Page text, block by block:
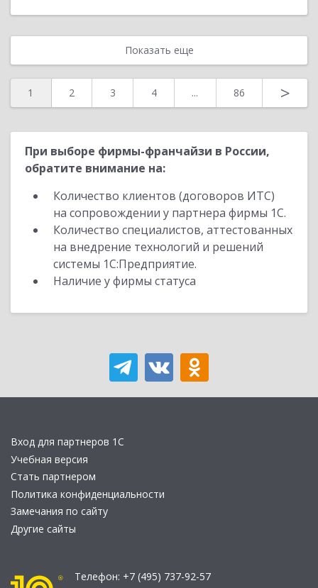
Показать еще
1 2 3 4 ... 86 >
При выборе фирмы-франчайзи в России,
обратите внимание на:
Количество клиентов (договоров ИТС)
на сопровождении у партнера фирмы 1С.
Количество специалистов, аттестованных
на внедрение технологий и решений
системы 1С:Предприятие.
Наличие у фирмы статуса
Вход для партнеров 1С
Учебная версия
Стать партнером
Политика конфиденциальности
Замечания по сайту
Другие сайты
Телефон: +7 (495) 737-92-57